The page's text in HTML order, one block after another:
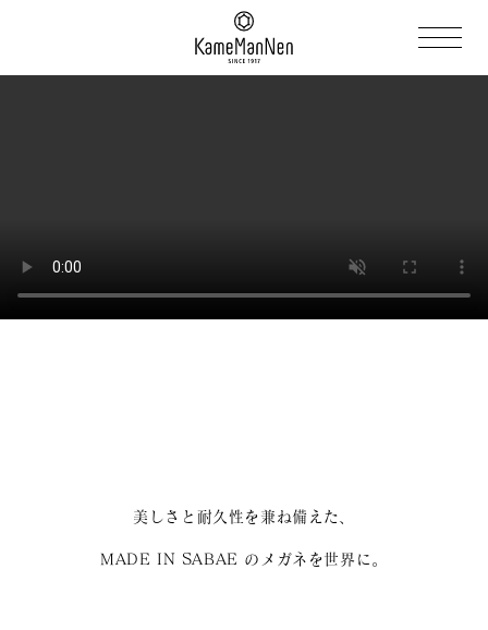
美しさと耐久性を兼ね備えた、
MADE IN SABAE のメガネを世界に。